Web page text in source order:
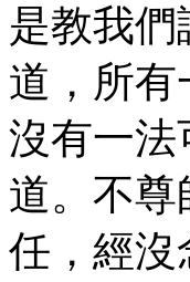
是教我
道，所
沒有一法
道。不尊
任，經